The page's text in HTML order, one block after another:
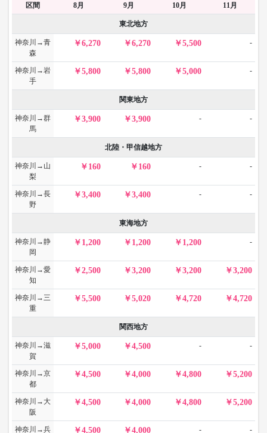
区間 8月 9月 10月 11月
東北地方
神奈川→青
森
6,270 6,270 5,500 -
神奈川→岩
手
5,800 5,800 5,000 -
関東地方
神奈川→群
馬
3,900 3,900 - -
北陸・甲信越地方
神奈川→山
梨
160 160 - -
神奈川→長
野
3,400 3,400 - -
東海地方
神奈川→静
岡
1,200 1,200 1,200 -
神奈川→愛
知
2,500 3,200 3,200 3,200
神奈川→三
重
5,500 5,020 4,720 4,720
関西地方
神奈川→滋
賀
5,000 4,500 - -
神奈川→京
都
4,500 4,000 4,800 5,200
神奈川→大
阪
4,500 4,000 4,800 5,200
神奈川→兵
4,500 4,000 - -